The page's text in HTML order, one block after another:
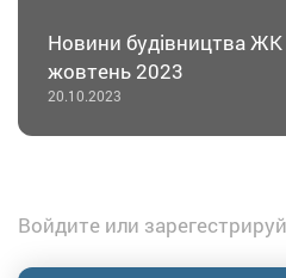
Новини будівництва
жовтень 2023
20.10.2023
Войдите или